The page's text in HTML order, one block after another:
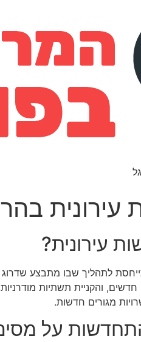
עירונית?
לתהליך שבו מתבצע שדרוג
חדשים, והקניית תשתיות
מגורים חדשות.
על